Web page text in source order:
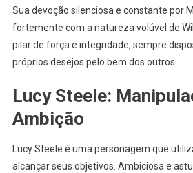
Sua devoção silenciosa e constante por
fortemente com a natureza volúvel de
pilar de força e integridade, sempre
próprios desejos pelo bem dos outros.
Lucy Steele:
Ambição
Lucy Steele é uma personagem que
alcançar seus objetivos. Ambiciosa e